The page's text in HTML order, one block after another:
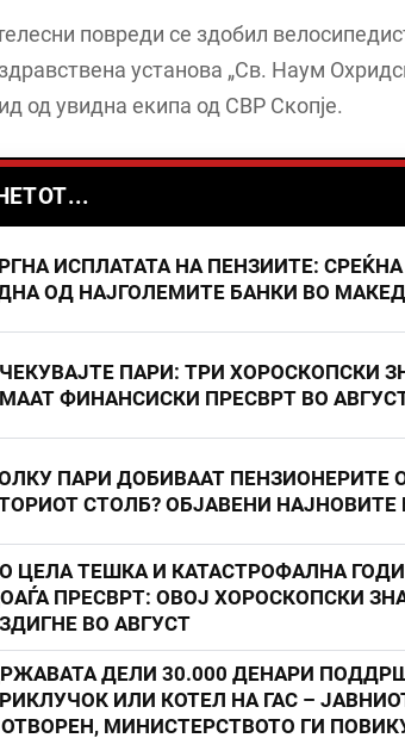
повреди се здобил
установа „Св. Наум
од увидна екипа од СВР Скопје.
ИСПЛАТАТА НА ПЕНЗИИТЕ:
ОД НАЈГОЛЕМИТЕ БАНКИ ВО
ПАРИ: ТРИ ХОРОСКОПСКИ
ФИНАНСИСКИ ПРЕСВРТ ВО
ПАРИ ДОБИВААТ ПЕНЗИОНЕРИТЕ
СТОЛБ? ОБЈАВЕНИ НАЈНОВИТЕ
ЦЕЛА ТЕШКА И КАТАСТРОФАЛНА
ПРЕСВРТ: ОВОЈ ХОРОСКОПСКИ
ВО АВГУСТ
ДЕЛИ 30.000 ДЕНАРИ
ИЛИ КОТЕЛ НА ГАС –
ОТВОРЕН, МИНИСТЕРСТВОТО ГИ